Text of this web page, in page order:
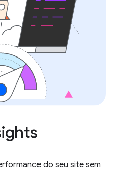
do seu site sem